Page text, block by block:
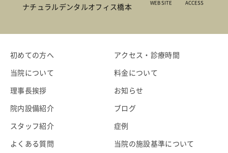
ナチュラルデンタルオフィス橋本
WEB SITE ACCESS
初めての方へ
当院について
理事長挨拶
院内設備紹介
スタッフ紹介
よくある質問
アクセス・診療時間
料金について
お知らせ
ブログ
症例
当院の施設基準について